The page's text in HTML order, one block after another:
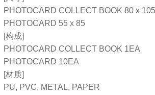
PHOTOCARD COLLECT BOOK 80 x
PHOTOCARD 55 x 85
[构成]
PHOTOCARD COLLECT BOOK 1EA
PHOTOCARD 10EA
[材质]
PU, PVC, METAL, PAPER